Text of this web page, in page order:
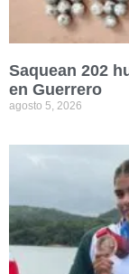
Saquean 202
en Guerrero
agosto 5, 2026